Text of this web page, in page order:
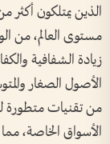
مستوى العالم، من
زيادة الشفافية
الأصول الصغار
من تقنيات متطورة
الأسواق الخاصة،